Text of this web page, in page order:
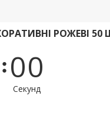
РОЖЕВІ 50
00
Секунд